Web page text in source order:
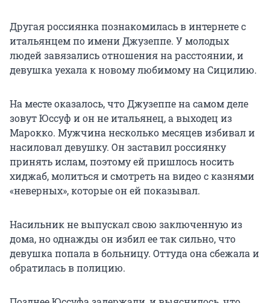
Другая россиянка познакомилась в интернете с
итальянцем по имени Джузеппе. У молодых
людей завязались отношения на расстоянии, и
девушка уехала к новому любимому на Сицилию.
На месте оказалось, что Джузеппе на самом деле
зовут Юссуф и он не итальянец, а выходец из
Марокко. Мужчина несколько месяцев избивал и
насиловал девушку. Он заставил россиянку
принять ислам, поэтому ей пришлось носить
хиджаб, молиться и смотреть на видео с казнями
«неверных», которые он ей показывал.
Насильник не выпускал свою заключенную из
дома, но однажды он избил ее так сильно, что
девушка попала в больницу. Оттуда она сбежала и
обратилась в полицию.